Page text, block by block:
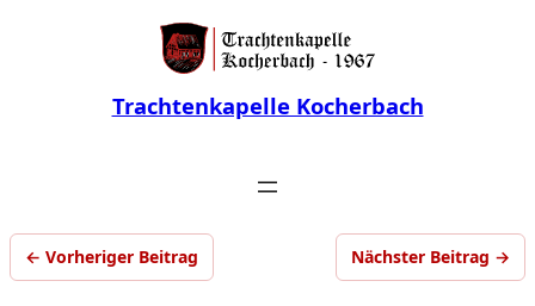
Trachtenkapelle Kocherbach
← Vorheriger Beitrag Nächster Beitrag →